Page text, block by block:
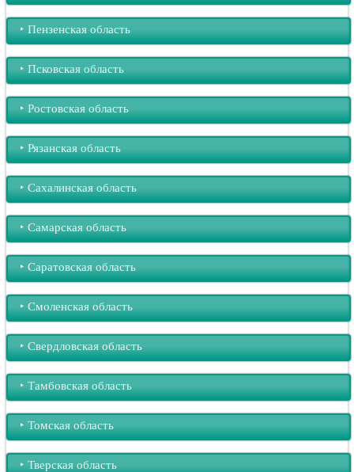
‣︎ Пензенская область
‣︎ Псковская область
‣︎ Ростовская область
‣︎ Рязанская область
‣︎ Сахалинская область
‣︎ Самарская область
‣︎ Саратовская область
‣︎ Смоленская область
‣︎ Свердловская область
‣︎ Тамбовская область
‣︎ Томская область
‣︎ Тверская область